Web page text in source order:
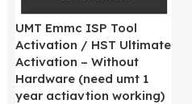
UMT Emmc ISP Tool
Activation / HST Ultimate
Activation – Without
Hardware (need umt 1
year actiavtion working)